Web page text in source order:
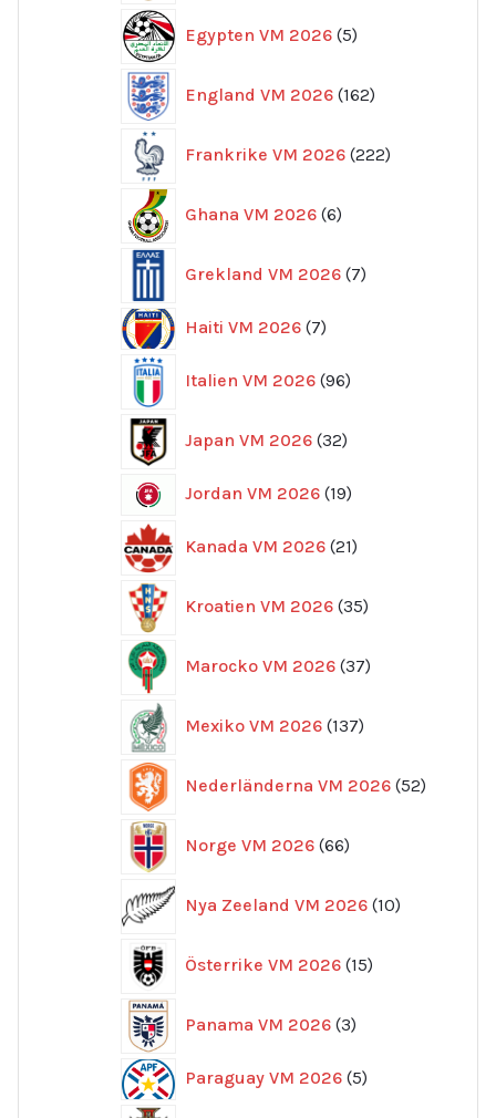
Egypten VM 2026 5
produkter
England VM 2026 162
produkter
Frankrike VM 2026 222
produkter
Ghana VM 2026 6
produkter
Grekland VM 2026 7
produkter
Haiti VM 2026 77
Italien VM 2026 96
produkter
Japan VM 2026 32
produkter
Jordan VM 2026 1919
Kanada VM 2026 21
produkter
Kroatien VM 2026 35
produkter
Marocko VM 2026 37
produkter
Mexiko VM 2026 137
produkter
Nederländerna VM 2026 52
Norge VM 2026 66
produkter
Nya Zeeland VM 2026 10
produkter
Österrike VM 2026 15
produkter
Panama VM 2026 3
produkter
Paraguay VM 2026 55